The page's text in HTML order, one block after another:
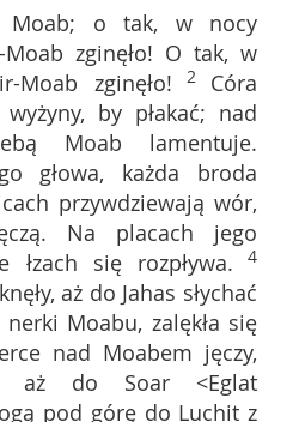
o tak, w nocy
Moab zginęło! O tak, w
Moab zginęło! 2 Córa
by płakać; nad
Moab lamentuje.
głowa, każda broda
przywdziewają wór,
Na placach jego
łzach się rozpływa. 4
aż do Jahas słychać
Moabu, zalękła się
nad Moabem jęczy,
aż do Soar <Eglat
pod górę do Luchit z